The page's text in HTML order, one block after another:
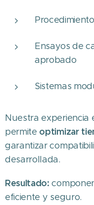
Ensayos de
aprobado
Sistemas
Nuestra experiencia
permite optimizar
garantizar
desarrollada.
Resultado:
eficiente y seguro.